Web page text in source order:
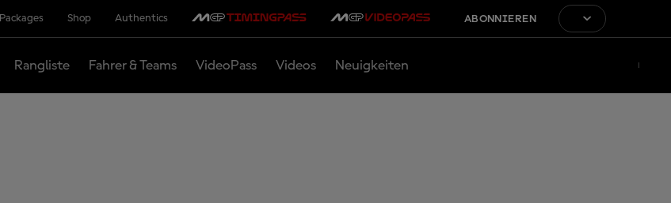
Packages Shop Authentics ABONNIEREN
Rangliste Fahrer & Teams VideoPass Videos Neuigkeiten